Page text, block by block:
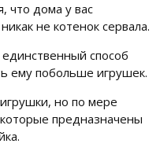
что дома у вас
не котенок сервала.
способ
ему побольше игрушек.
но по мере
предназначены